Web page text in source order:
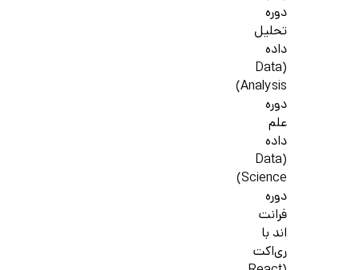
دوره
تحلیل
داده
(Data
Analysis)
دوره
علم
داده
(Data
Science)
دوره
فرانت
اند با
ری‌اکت